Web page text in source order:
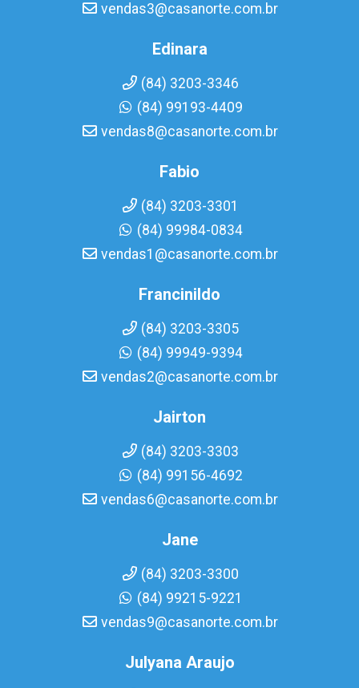
vendas3@casanorte.com.br
Edinara
(84) 3203-3346
(84) 99193-4409
vendas8@casanorte.com.br
Fabio
(84) 3203-3301
(84) 99984-0834
vendas1@casanorte.com.br
Francinildo
(84) 3203-3305
(84) 99949-9394
vendas2@casanorte.com.br
Jairton
(84) 3203-3303
(84) 99156-4692
vendas6@casanorte.com.br
Jane
(84) 3203-3300
(84) 99215-9221
vendas9@casanorte.com.br
Julyana Araujo